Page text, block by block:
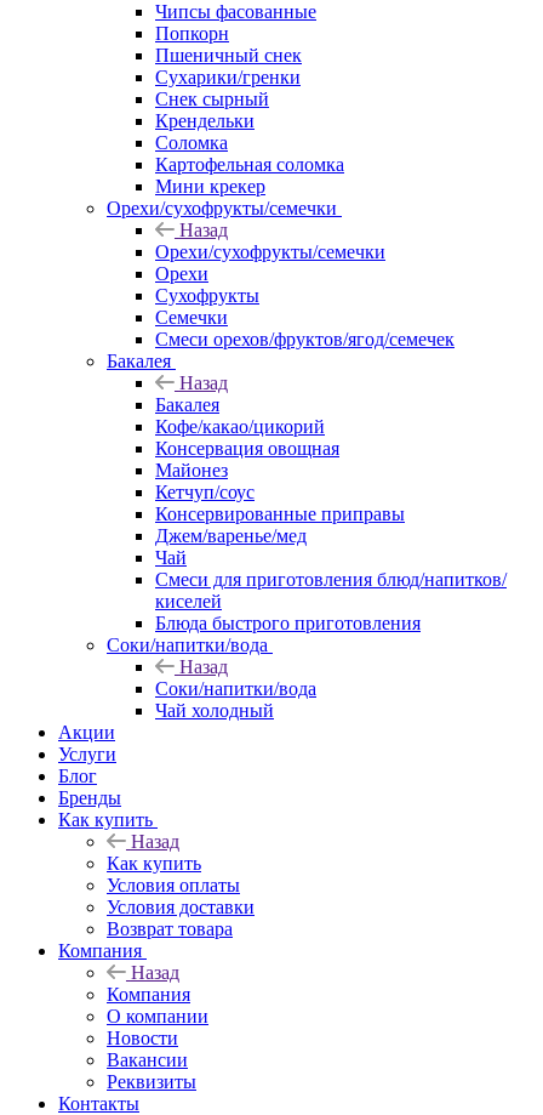
Чипсы фасованные
Попкорн
Пшеничный снек
Сухарики/гренки
Снек сырный
Крендельки
Соломка
Картофельная соломка
Мини крекер
Орехи/сухофрукты/семечки
Назад
Орехи/сухофрукты/семечки
Орехи
Сухофрукты
Семечки
Смеси орехов/фруктов/ягод/семечек
Бакалея
Назад
Бакалея
Кофе/какао/цикорий
Консервация овощная
Майонез
Кетчуп/соус
Консервированные приправы
Джем/варенье/мед
Чай
Смеси для приготовления блюд/напитков/
киселей
Блюда быстрого приготовления
Соки/напитки/вода
Назад
Соки/напитки/вода
Чай холодный
Акции
Услуги
Блог
Бренды
Как купить
Назад
Как купить
Условия оплаты
Условия доставки
Возврат товара
Компания
Назад
Компания
О компании
Новости
Вакансии
Реквизиты
Контакты